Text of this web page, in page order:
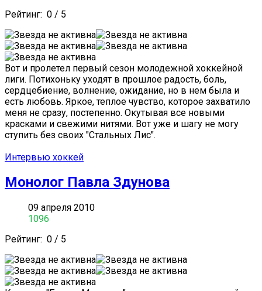
Рейтинг: 0 / 5
Вот и пролетел первый сезон молодежной хоккейной
лиги. Потихоньку уходят в прошлое радость, боль,
сердцебиение, волнение, ожидание, но в нем была и
есть любовь. Яркое, теплое чувство, которое захватило
меня не сразу, постепенно. Окутывая все новыми
красками и свежими нитями. Вот уже и шагу не могу
ступить без своих "Стальных Лис".
Интервью хоккей
Монолог Павла Здунова
09 апреля 2010
1096
Рейтинг: 0 / 5